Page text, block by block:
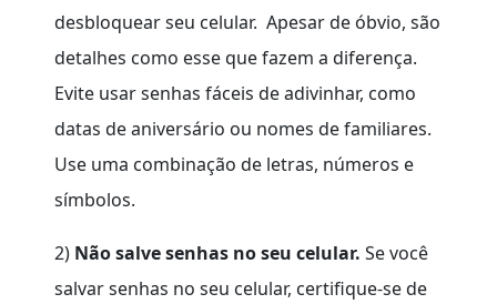
desbloquear seu celular. Apesar de óbvio, são
detalhes como esse que fazem a diferença.
Evite usar senhas fáceis de adivinhar, como
datas de aniversário ou nomes de familiares.
Use uma combinação de letras, números e
símbolos.
2) Não salve senhas no seu celular. Se você
salvar senhas no seu celular, certifique-se de